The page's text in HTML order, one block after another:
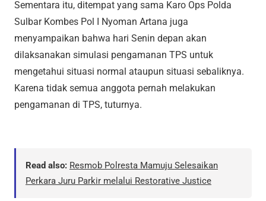
Sementara itu, ditempat yang sama Karo Ops Polda
Sulbar Kombes Pol I Nyoman Artana juga
menyampaikan bahwa hari Senin depan akan
dilaksanakan simulasi pengamanan TPS untuk
mengetahui situasi normal ataupun situasi sebaliknya.
Karena tidak semua anggota pernah melakukan
pengamanan di TPS, tuturnya.
Read also: Resmob Polresta Mamuju Selesaikan
Perkara Juru Parkir melalui Restorative Justice